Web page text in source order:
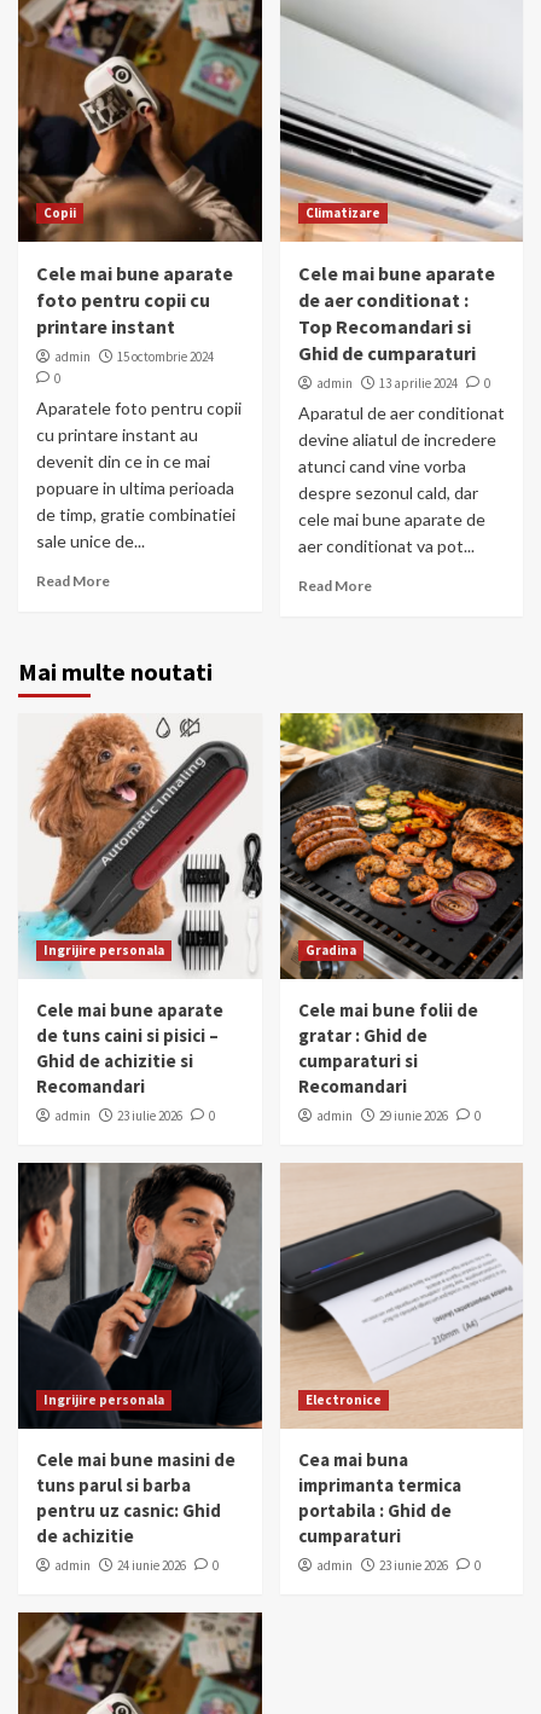
Copii
Cele mai bune aparate
foto pentru copii cu
printare instant
admin
15 octombrie 2024
0
Aparatele foto pentru copii
cu printare instant au
devenit din ce in ce mai
popuare in ultima perioada
de timp, gratie combinatiei
sale unice de...
Read More
Climatizare
Cele mai bune aparate
de aer conditionat :
Top Recomandari si
Ghid de cumparaturi
admin 13 aprilie 2024 0
Aparatul de aer conditionat
devine aliatul de incredere
atunci cand vine vorba
despre sezonul cald, dar
cele mai bune aparate de
aer conditionat va pot...
Read More
Mai multe noutati
Ingrijire personala
Cele mai bune aparate
de tuns caini si pisici –
Ghid de achizitie si
Recomandari
admin 23 iulie 2026 0
Gradina
Cele mai bune folii de
gratar : Ghid de
cumparaturi si
Recomandari
admin 29 iunie 2026 0
Ingrijire personala
Cele mai bune masini de
tuns parul si barba
pentru uz casnic: Ghid
de achizitie
admin 24 iunie 2026 0
Electronice
Cea mai buna
imprimanta termica
portabila : Ghid de
cumparaturi
admin 23 iunie 2026 0